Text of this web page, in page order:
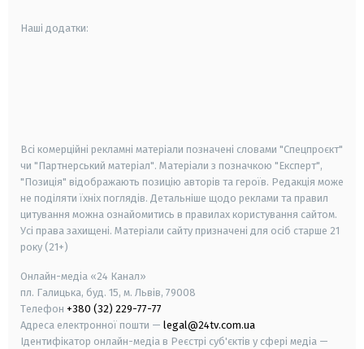
Наші додатки:
Всі комерційні рекламні матеріали позначені словами "Спецпроєкт"
чи "Партнерський матеріал". Матеріали з позначкою "Експерт",
"Позиція" відображають позицію авторів та героїв. Редакція може
не поділяти їхніх поглядів. Детальніше щодо реклами та правил
цитування можна ознайомитись в правилах користування сайтом.
Усі права захищені. Матеріали сайту призначені для осіб старше 21
року (21+)
Онлайн-медіа «24 Канал»
пл. Галицька, буд. 15, м. Львів, 79008
Телефон +380 (32) 229-77-77
Адреса електронної пошти — legal@24tv.com.ua
Ідентифікатор онлайн-медіа в Реєстрі суб'єктів у сфері медіа —